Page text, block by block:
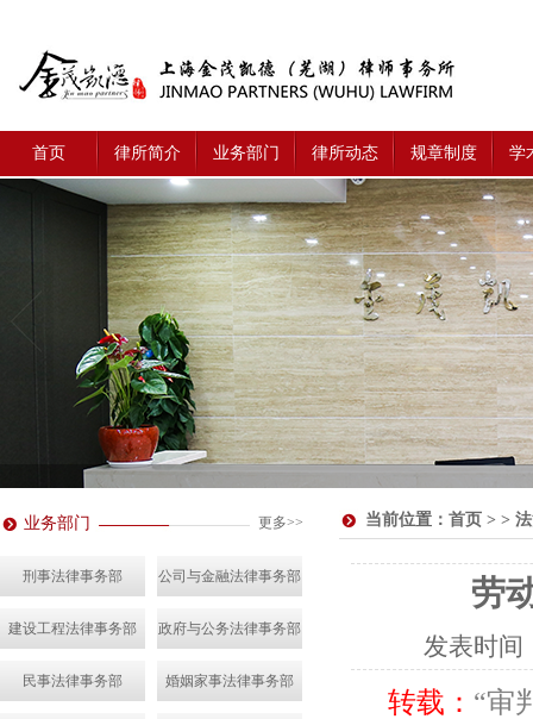
首页 律所简介 业务部门 律所动态 规章制度 学
业务部门 更多>>
刑事法律事务部 公司与金融法律事务部
建设工程法律事务部 政府与公务法律事务部
民事法律事务部 婚姻家事法律事务部
当前位置： 首页 > >
劳
发表时间
转载： “审